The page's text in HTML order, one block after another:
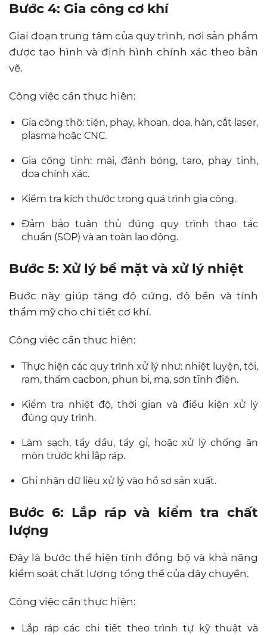
Bước 4: Gia công cơ khí
Giai đoạn trung tâm của quy trình, nơi sản phẩm
được tạo hình và định hình chính xác theo bản
vẽ.
Công việc cần thực hiện:
Gia công thô: tiện, phay, khoan, doa, hàn, cắt laser,
plasma hoặc CNC.
Gia công tinh: mài, đánh bóng, taro, phay tinh,
doa chính xác.
Kiểm tra kích thước trong quá trình gia công.
Đảm bảo tuân thủ đúng quy trình thao tác
chuẩn (SOP) và an toàn lao động.
Bước 5: Xử lý bề mặt và xử lý nhiệt
Bước này giúp tăng độ cứng, độ bền và tính
thẩm mỹ cho chi tiết cơ khí.
Công việc cần thực hiện:
Thực hiện các quy trình xử lý như: nhiệt luyện, tôi,
ram, thấm cacbon, phun bi, mạ, sơn tĩnh điện.
Kiểm tra nhiệt độ, thời gian và điều kiện xử lý
đúng quy trình.
Làm sạch, tẩy dầu, tẩy gỉ, hoặc xử lý chống ăn
mòn trước khi lắp ráp.
Ghi nhận dữ liệu xử lý vào hồ sơ sản xuất.
Bước 6: Lắp ráp và kiểm tra chất
lượng
Đây là bước thể hiện tính đồng bộ và khả năng
kiểm soát chất lượng tổng thể của dây chuyền.
Công việc cần thực hiện:
Lắp ráp các chi tiết theo trình tự kỹ thuật và